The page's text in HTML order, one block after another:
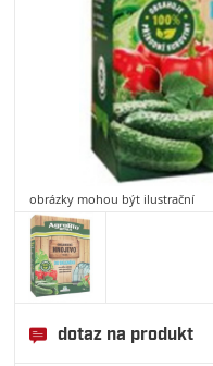
obrázky mohou být ilustrační
dotaz na produkt